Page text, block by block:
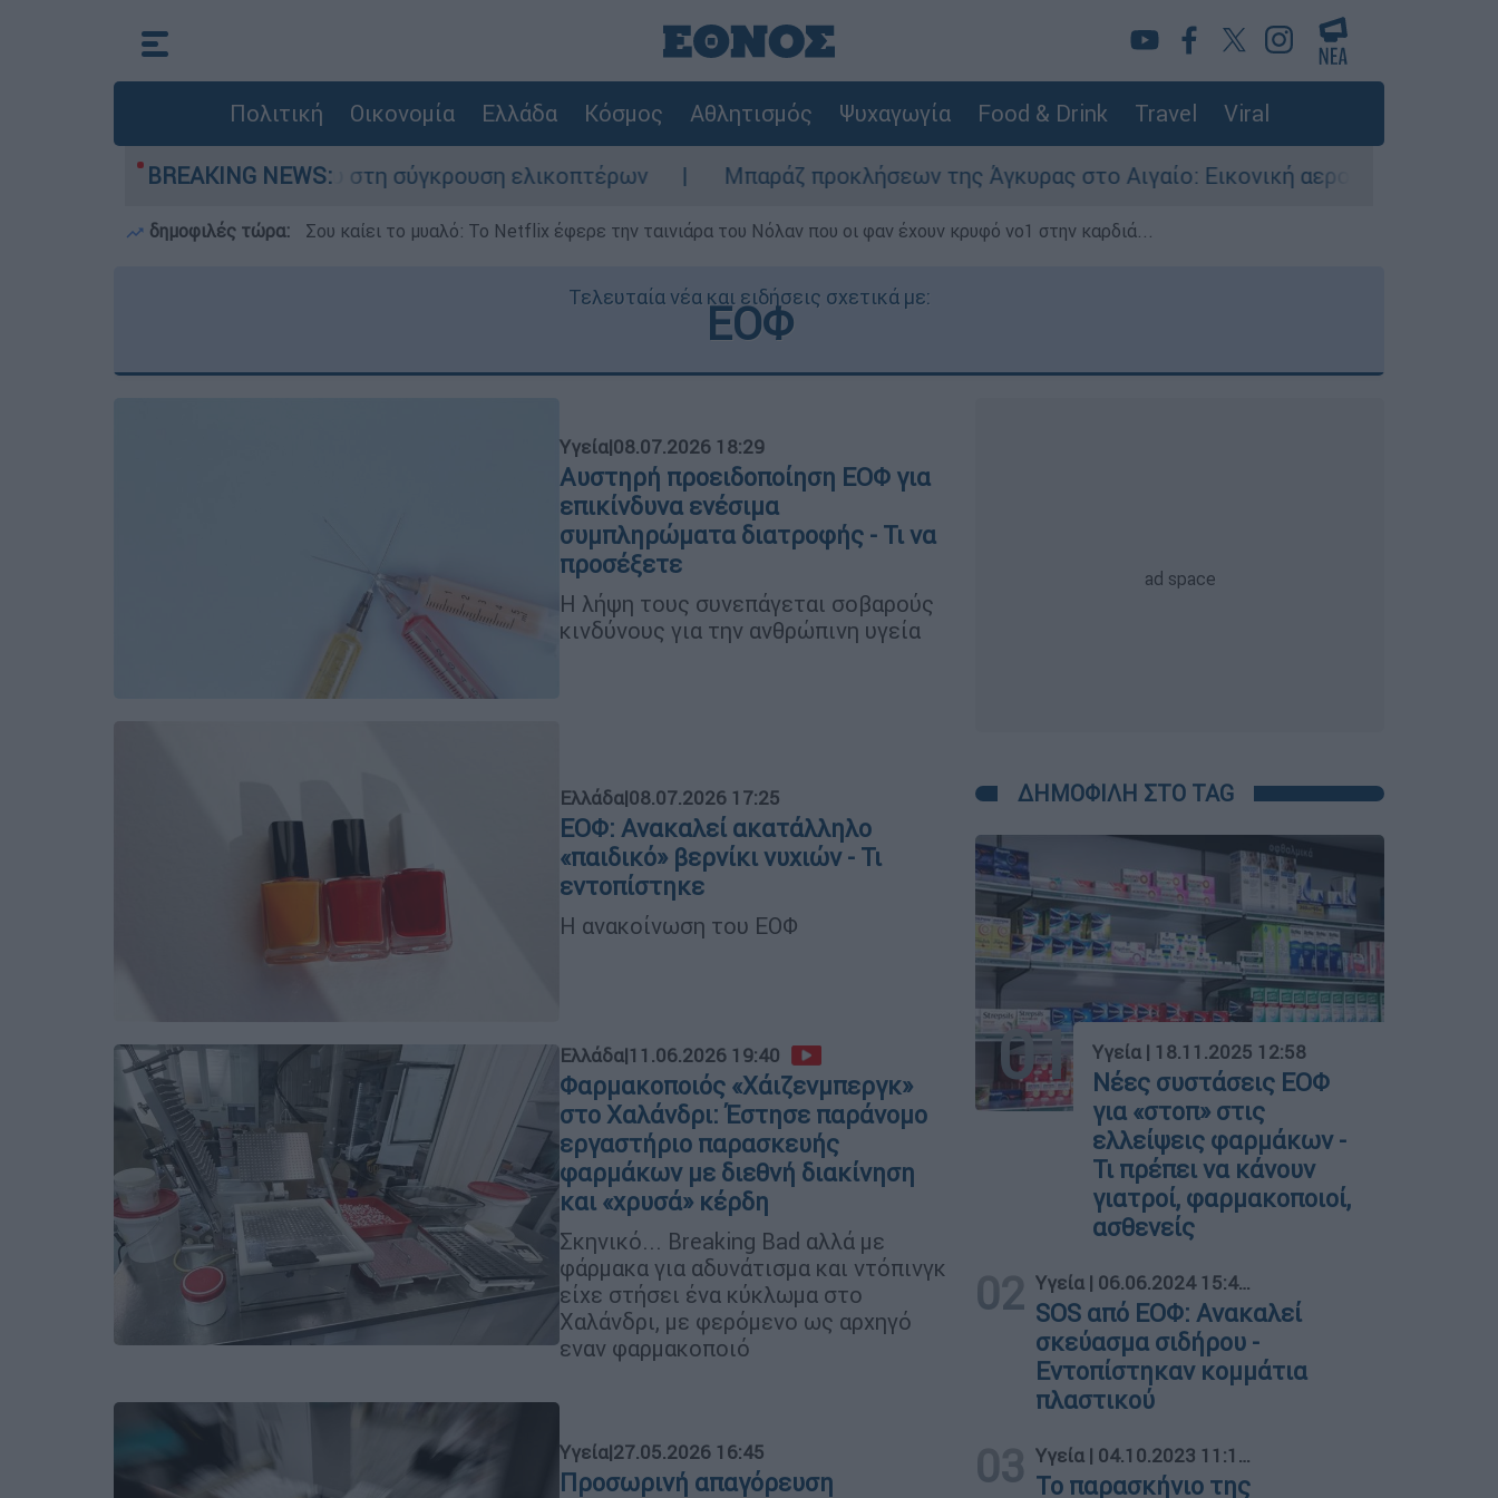
Πολιτική Οικονομία Ελλάδα Κόσμος Αθλητισμός Ψυχαγωγία Food & Drink Travel Viral
BREAKING NEWS:
τη ζωή του στη σύγκρουση ελικοπτέρων Μπαράζ προκλήσεων της Άγκυρας στο Αιγαίο: Εικονική αερομαχία ανάμεσα σε ελληνικά
δημοφιλές τώρα: Σου καίει το μυαλό: Το Netflix έφερε την ταινιάρα του Νόλαν που οι φαν έχουν κρυφό νο1 στην καρδιά...
Τελευταία νέα και ειδήσεις σχετικά με:
ΕΟΦ
Υγεία|08.07.2026 18:29
Αυστηρή προειδοποίηση ΕΟΦ για
επικίνδυνα ενέσιμα
συμπληρώματα διατροφής - Τι να
προσέξετε
Η λήψη τους συνεπάγεται σοβαρούς
κινδύνους για την ανθρώπινη υγεία
Ελλάδα|08.07.2026 17:25
ΕΟΦ: Ανακαλεί ακατάλληλο
«παιδικό» βερνίκι νυχιών - Τι
εντοπίστηκε
Η ανακοίνωση του ΕΟΦ
Ελλάδα|11.06.2026 19:40
Φαρμακοποιός «Χάιζενμπεργκ»
στο Χαλάνδρι: Έστησε παράνομο
εργαστήριο παρασκευής
φαρμάκων με διεθνή διακίνηση
και «χρυσά» κέρδη
Σκηνικό... Breaking Bad αλλά με
φάρμακα για αδυνάτισμα και ντόπινγκ
είχε στήσει ένα κύκλωμα στο
Χαλάνδρι, με φερόμενο ως αρχηγό
εναν φαρμακοποιό
Υγεία|27.05.2026 16:45
Προσωρινή απαγόρευση
ΔΗΜΟΦΙΛΗ ΣΤΟ TAG
01 Υγεία | 18.11.2025 12:58
Νέες συστάσεις ΕΟΦ
για «στοπ» στις
ελλείψεις φαρμάκων -
Τι πρέπει να κάνουν
γιατροί, φαρμακοποιοί,
ασθενείς
02 Υγεία | 06.06.2024 15:41
SOS από ΕΟΦ: Ανακαλεί
σκεύασμα σιδήρου -
Εντοπίστηκαν κομμάτια
πλαστικού
03 Υγεία | 04.10.2023 11:12
Το παρασκήνιο της